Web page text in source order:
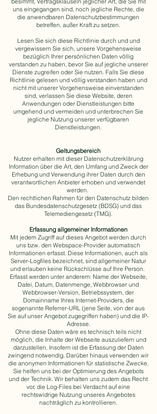
uns eingegangen sind, noch jegliche Rechte, die
die anwendbaren Datenschutzbestimmungen
betreffen, außer Kraft zu setzen.
Lesen Sie sich diese Richtlinie durch und und
vergewissern Sie sich, unsere Vorgehensweise
bezüglich Ihrer persönlichen Daten völlig
verstanden zu haben, bevor Sie auf jegliche unserer
Dienste zugreifen oder Sie nutzen. Falls Sie diese
Richtlinie gelesen und völlig verstanden haben und
nicht mit unserer Vorgehensweise einverstanden
sind, verlassen Sie diese Website, deren
Anwendungen oder Dienstleistungen bitte
umgehend und vermeiden und unterbrechen Sie
jegliche Nutzung unserer verfügbaren
Dienstleistungen.
Geltungsbereich
Nutzer erhalten mit dieser Datenschutzerklärung
Information über die Art, den Umfang und Zweck der
Erhebung und Verwendung ihrer Daten durch den
verantwortlichen Anbieter erhoben und verwendet
werden.
Den rechtlichen Rahmen für den Datenschutz bilden
das Bundesdatenschutzgesetz (BDSG) und das
Telemediengesetz (TMG).
Erfassung allgemeiner Informationen
Mit jedem Zugriff auf dieses Angebot werden durch
uns bzw. den Webspace-Provider automatisch
Informationen erfasst. Diese Informationen, auch als
Server-Logfiles bezeichnet, sind allgemeiner Natur
und erlauben keine Rückschlüsse auf Ihre Person.
Erfasst werden unter anderem: Name der Webseite,
Datei, Datum, Datenmenge, Webbrowser und
Webbrowser-Version, Betriebssystem, der
Domainname Ihres Internet-Providers, die
sogenannte Referrer-URL (jene Seite, von der aus
Sie auf unser Angebot zugegriffen haben) und die IP-
Adresse.
Ohne diese Daten wäre es technisch teils nicht
möglich, die Inhalte der Webseite auszuliefern und
darzustellen. Insofern ist die Erfassung der Daten
zwingend notwendig. Darüber hinaus verwenden wir
die anonymen Informationen für statistische Zwecke.
Sie helfen uns bei der Optimierung des Angebots
und der Technik. Wir behalten uns zudem das Recht
vor, die Log-Files bei Verdacht auf eine
rechtswidrige Nutzung unseres Angebotes
nachträglich zu kontrollieren.